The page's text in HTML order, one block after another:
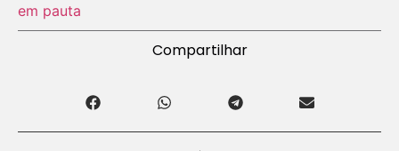
em pauta
Compartilhar